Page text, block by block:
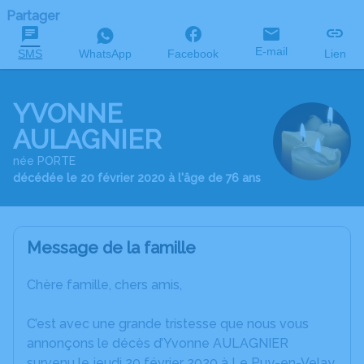
Partager
SMS WhatsApp Facebook E-mail Lien
YVONNE
AULAGNIER
née PORTE
décédée le 20 février 2020 à l'âge de 76 ans
Message de la famille
Chère famille, chers amis,
C’est avec une grande tristesse que nous vous
annonçons le décès d’Yvonne AULAGNIER